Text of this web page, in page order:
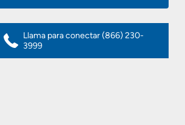
Llama para conectar(866) 230-
3999